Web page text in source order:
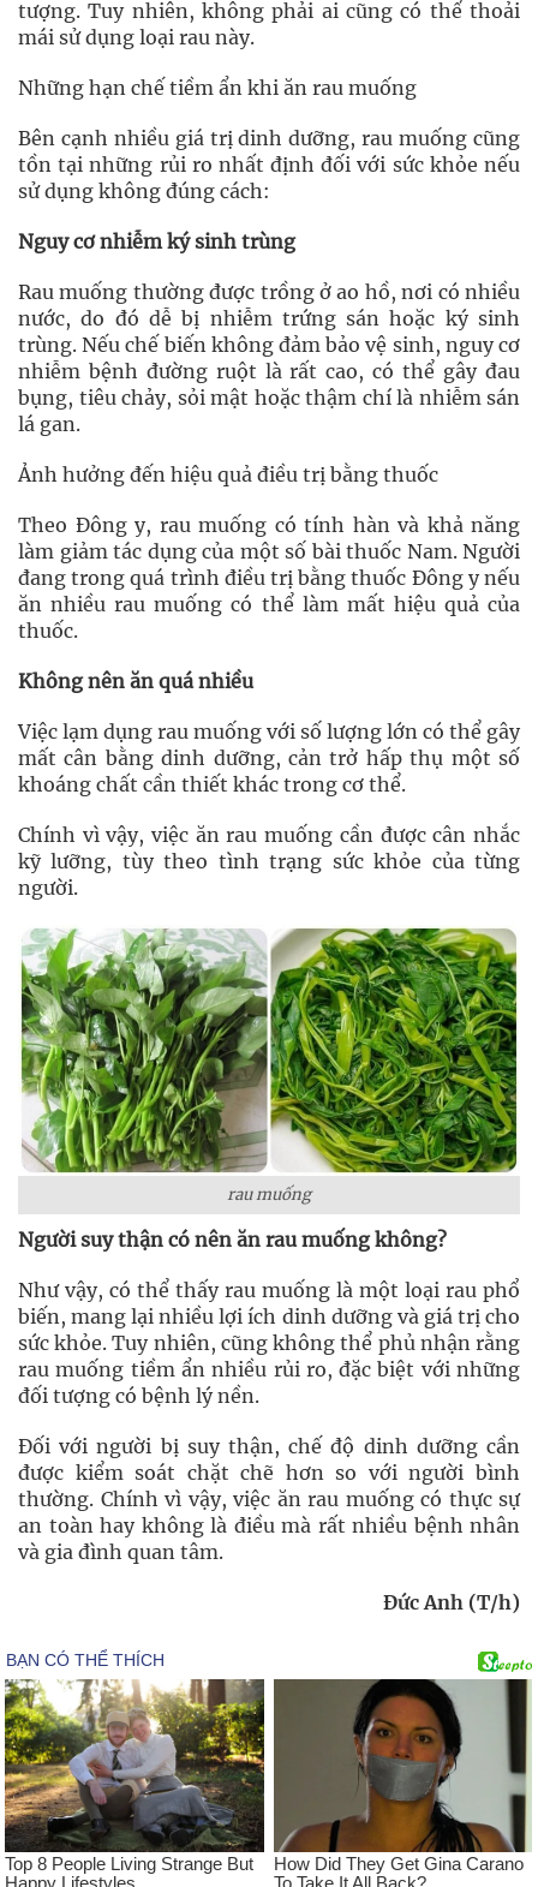
tượng. Tuy nhiên, không phải ai cũng có thể thoải
mái sử dụng loại rau này.
Những hạn chế tiềm ẩn khi ăn rau muống
Bên cạnh nhiều giá trị dinh dưỡng, rau muống cũng
tồn tại những rủi ro nhất định đối với sức khỏe nếu
sử dụng không đúng cách:
Nguy cơ nhiễm ký sinh trùng
Rau muống thường được trồng ở ao hồ, nơi có nhiều
nước, do đó dễ bị nhiễm trứng sán hoặc ký sinh
trùng. Nếu chế biến không đảm bảo vệ sinh, nguy cơ
nhiễm bệnh đường ruột là rất cao, có thể gây đau
bụng, tiêu chảy, sỏi mật hoặc thậm chí là nhiễm sán
lá gan.
Ảnh hưởng đến hiệu quả điều trị bằng thuốc
Theo Đông y, rau muống có tính hàn và khả năng
làm giảm tác dụng của một số bài thuốc Nam. Người
đang trong quá trình điều trị bằng thuốc Đông y nếu
ăn nhiều rau muống có thể làm mất hiệu quả của
thuốc.
Không nên ăn quá nhiều
Việc lạm dụng rau muống với số lượng lớn có thể gây
mất cân bằng dinh dưỡng, cản trở hấp thụ một số
khoáng chất cần thiết khác trong cơ thể.
Chính vì vậy, việc ăn rau muống cần được cân nhắc
kỹ lưỡng, tùy theo tình trạng sức khỏe của từng
người.
rau muống
Người suy thận có nên ăn rau muống không?
Như vậy, có thể thấy rau muống là một loại rau phổ
biến, mang lại nhiều lợi ích dinh dưỡng và giá trị cho
sức khỏe. Tuy nhiên, cũng không thể phủ nhận rằng
rau muống tiềm ẩn nhiều rủi ro, đặc biệt với những
đối tượng có bệnh lý nền.
Đối với người bị suy thận, chế độ dinh dưỡng cần
được kiểm soát chặt chẽ hơn so với người bình
thường. Chính vì vậy, việc ăn rau muống có thực sự
an toàn hay không là điều mà rất nhiều bệnh nhân
và gia đình quan tâm.
Đức Anh (T/h)